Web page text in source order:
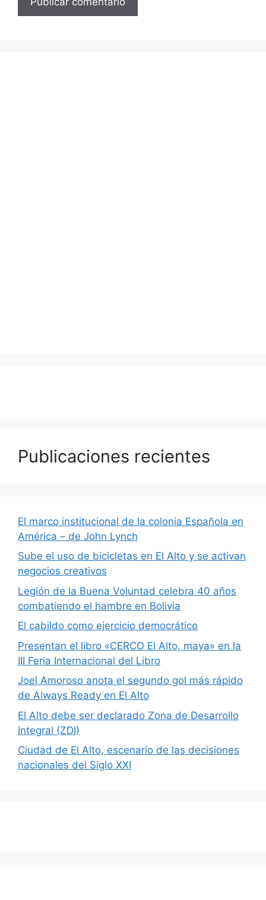
Publicaciones recientes
El marco institucional de la colonia Española en
América – de John Lynch
Sube el uso de bicicletas en El Alto y se activan
negocios creativos
Legión de la Buena Voluntad celebra 40 años
combatiendo el hambre en Bolivia
El cabildo como ejercicio democrático
Presentan el libro «CERCO El Alto, maya» en la
III Feria Internacional del Libro
Joel Amoroso anota el segundo gol más rápido
de Always Ready en El Alto
El Alto debe ser declarado Zona de Desarrollo
Integral (ZDI)
Ciudad de El Alto, escenario de las decisiones
nacionales del Siglo XXI